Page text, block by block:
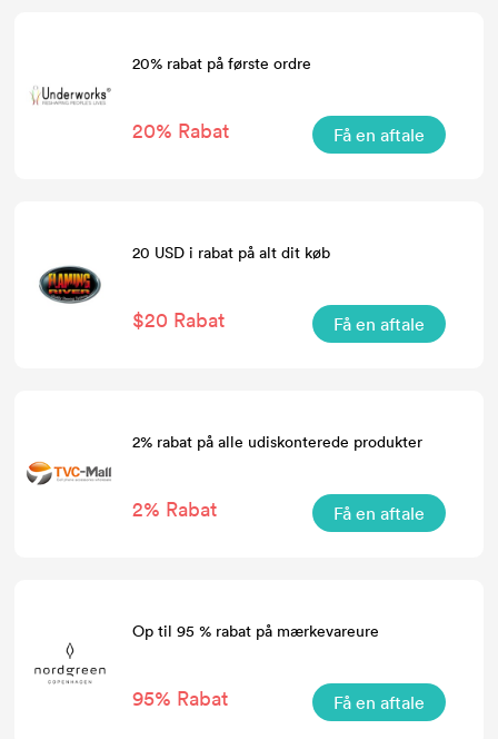
20% rabat på første ordre
20% Rabat Få en aftale
20 USD i rabat på alt dit køb
$20 Rabat Få en aftale
2% rabat på alle udiskonterede produkter
2% Rabat Få en aftale
Op til 95 % rabat på mærkevareure
95% Rabat Få en aftale